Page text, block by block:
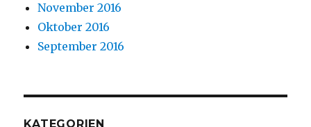
November 2016
Oktober 2016
September 2016
KATEGORIEN